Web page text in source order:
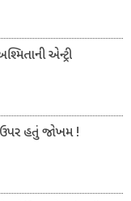
એન્ટ્રી
ઉપર હતું જોખમ !